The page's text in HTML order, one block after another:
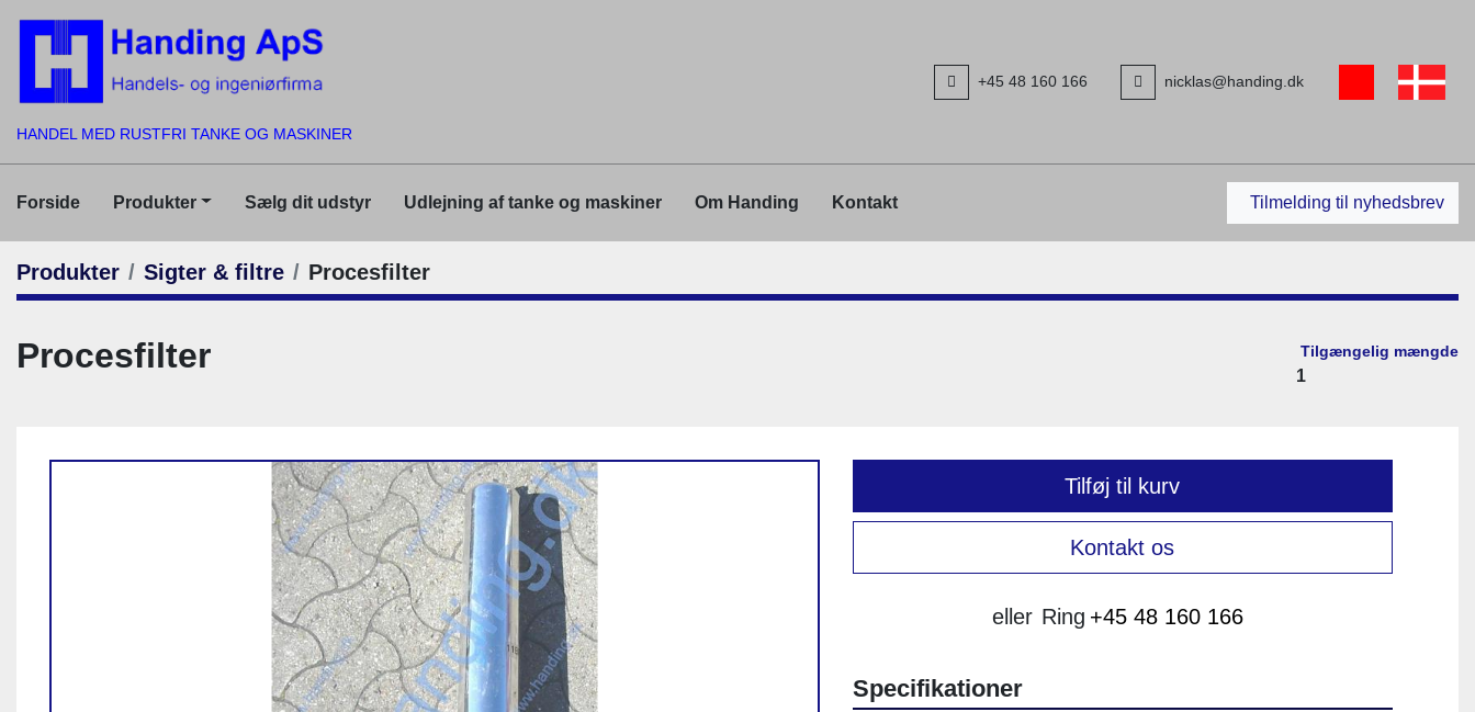
HANDEL MED RUSTFRI TANKE OG MASKINER
+45 48 160 166 nicklas@handing.dk
Forside Produkter Sælg dit udstyr Udlejning af tanke og maskiner Om Handing Kontakt Tilmelding til nyhedsbrev
Produkter Sigter & filtre Procesfilter
Procesfilter Tilgængelig mængde
Tilføj til kurv
Kontakt os
eller Ring +45 48 160 166
Specifikationer